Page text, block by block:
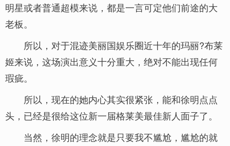
明星或者普通超模来说，都是一言可定他们前途的大
老板。
所以，对于混迹美丽国娱乐圈近十年的玛丽?布莱
姬来说，这场演出意义十分重大，绝对不能出现任何
瑕疵。
所以，现在的她内心其实很紧张，能和徐明点点
头，已经是很给这位新一届格莱美最佳新人面子了。
当然，徐明的理念就是只要我不尴尬，尴尬的就